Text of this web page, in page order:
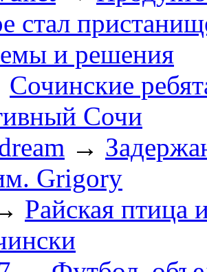
стал
и решения
Сочинские
Сочи
→
Grigory
Райская птица